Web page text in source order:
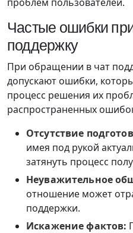
Частые ошибки
поддержку
При обращении в чат
допускают ошибки,
процесс решения их
распространенных
Отсутствие
имея под рукой
затянуть процесс
Неуважительное
отношение может
поддержки.
Искажение фактов: